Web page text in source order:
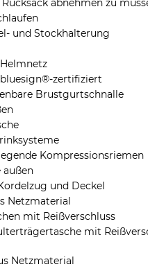
abnehmen zu
und Stockhalterung
zertifiziert
Brustgurtschnalle
Kompressionsriemen
außen
und Deckel
Netzmaterial
mit Reißverschluss
mit
Netzmaterial